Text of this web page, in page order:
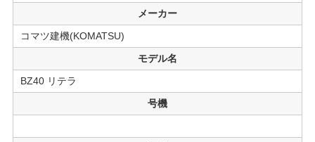
メーカー
コマツ建機(KOMATSU)
モデル名
BZ40 リテラ
号機